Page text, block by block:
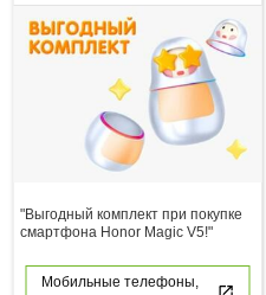
"Выгодный комплект при покупке
смартфона Honor Magic V5!"
Мобильные телефоны,